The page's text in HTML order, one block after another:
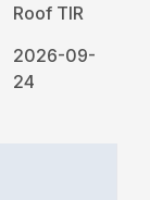
Roof TIR
2026-09-
24